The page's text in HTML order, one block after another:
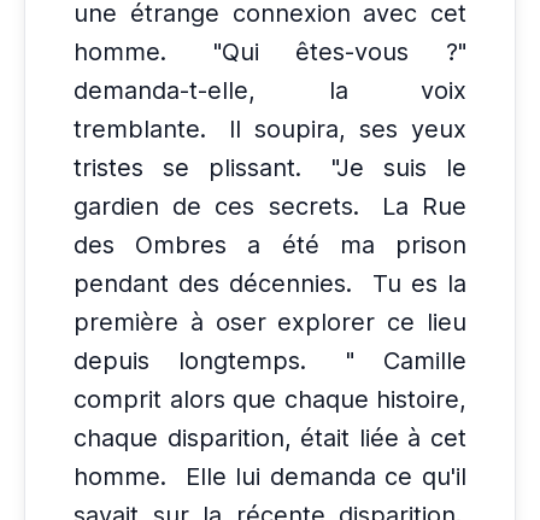
une étrange connexion avec cet
homme.
"Qui êtes-vous ?"
demanda-t-elle, la voix
tremblante.
Il soupira, ses yeux
tristes se plissant.
"Je suis le
gardien de ces secrets.
La Rue
des Ombres a été ma prison
pendant des décennies.
Tu es la
première à oser explorer ce lieu
depuis longtemps.
" Camille
comprit alors que chaque histoire,
chaque disparition, était liée à cet
homme.
Elle lui demanda ce qu'il